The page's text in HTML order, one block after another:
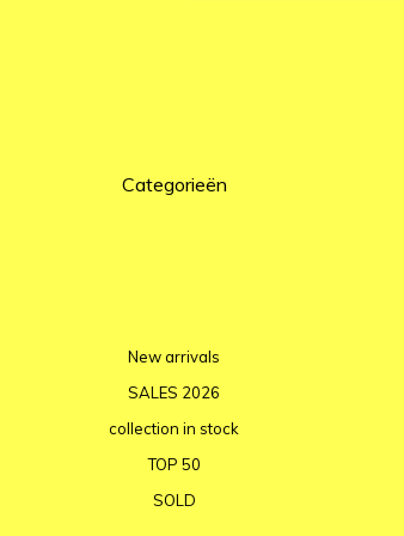
Categorieën
New arrivals
SALES 2026
collection in stock
TOP 50
SOLD